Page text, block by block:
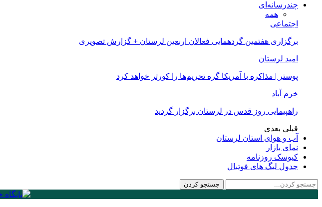
چندرسانه‌ای
همه
اجتماعی
برگزاری هفتمین گردهمایی فعالان اربعین لرستان + گزارش تصویری
امید لرستان
پوستر | مذاکره با آمریکا گره تحریم‌ها را کورتر خواهد کرد
خرم آباد
راهپیمایی روز قدس در لرستان برگزار گردید
قبلی بعدی
آب و هوای استان لرستان
نمای بازار
کیوسک روزنامه
جدول لیگ های فوتبال